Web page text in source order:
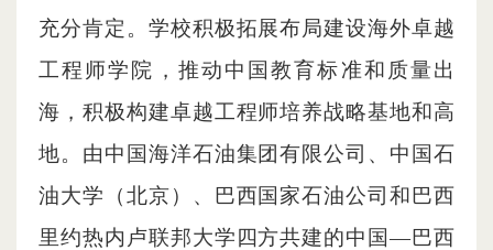
充分肯定。学校积极拓展布局建设海外卓越
工程师学院，推动中国教育标准和质量出
海，积极构建卓越工程师培养战略基地和高
地。由中国海洋石油集团有限公司、中国石
油大学（北京）、巴西国家石油公司和巴西
里约热内卢联邦大学四方共建的中国—巴西